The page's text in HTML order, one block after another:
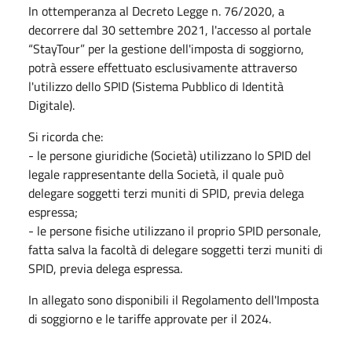
In ottemperanza al Decreto Legge n. 76/2020, a
decorrere dal 30 settembre 2021, l'accesso al portale
“StayTour” per la gestione dell'imposta di soggiorno,
potrà essere effettuato esclusivamente attraverso
l'utilizzo dello SPID (Sistema Pubblico di Identità
Digitale).
Si ricorda che:
- le persone giuridiche (Società) utilizzano lo SPID del
legale rappresentante della Società, il quale può
delegare soggetti terzi muniti di SPID, previa delega
espressa;
- le persone fisiche utilizzano il proprio SPID personale,
fatta salva la facoltà di delegare soggetti terzi muniti di
SPID, previa delega espressa.
In allegato sono disponibili il Regolamento dell'Imposta
di soggiorno e le tariffe approvate per il 2024.